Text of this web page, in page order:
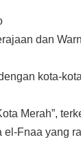
dan
kota-
Merah”,
el-Fnaa yang